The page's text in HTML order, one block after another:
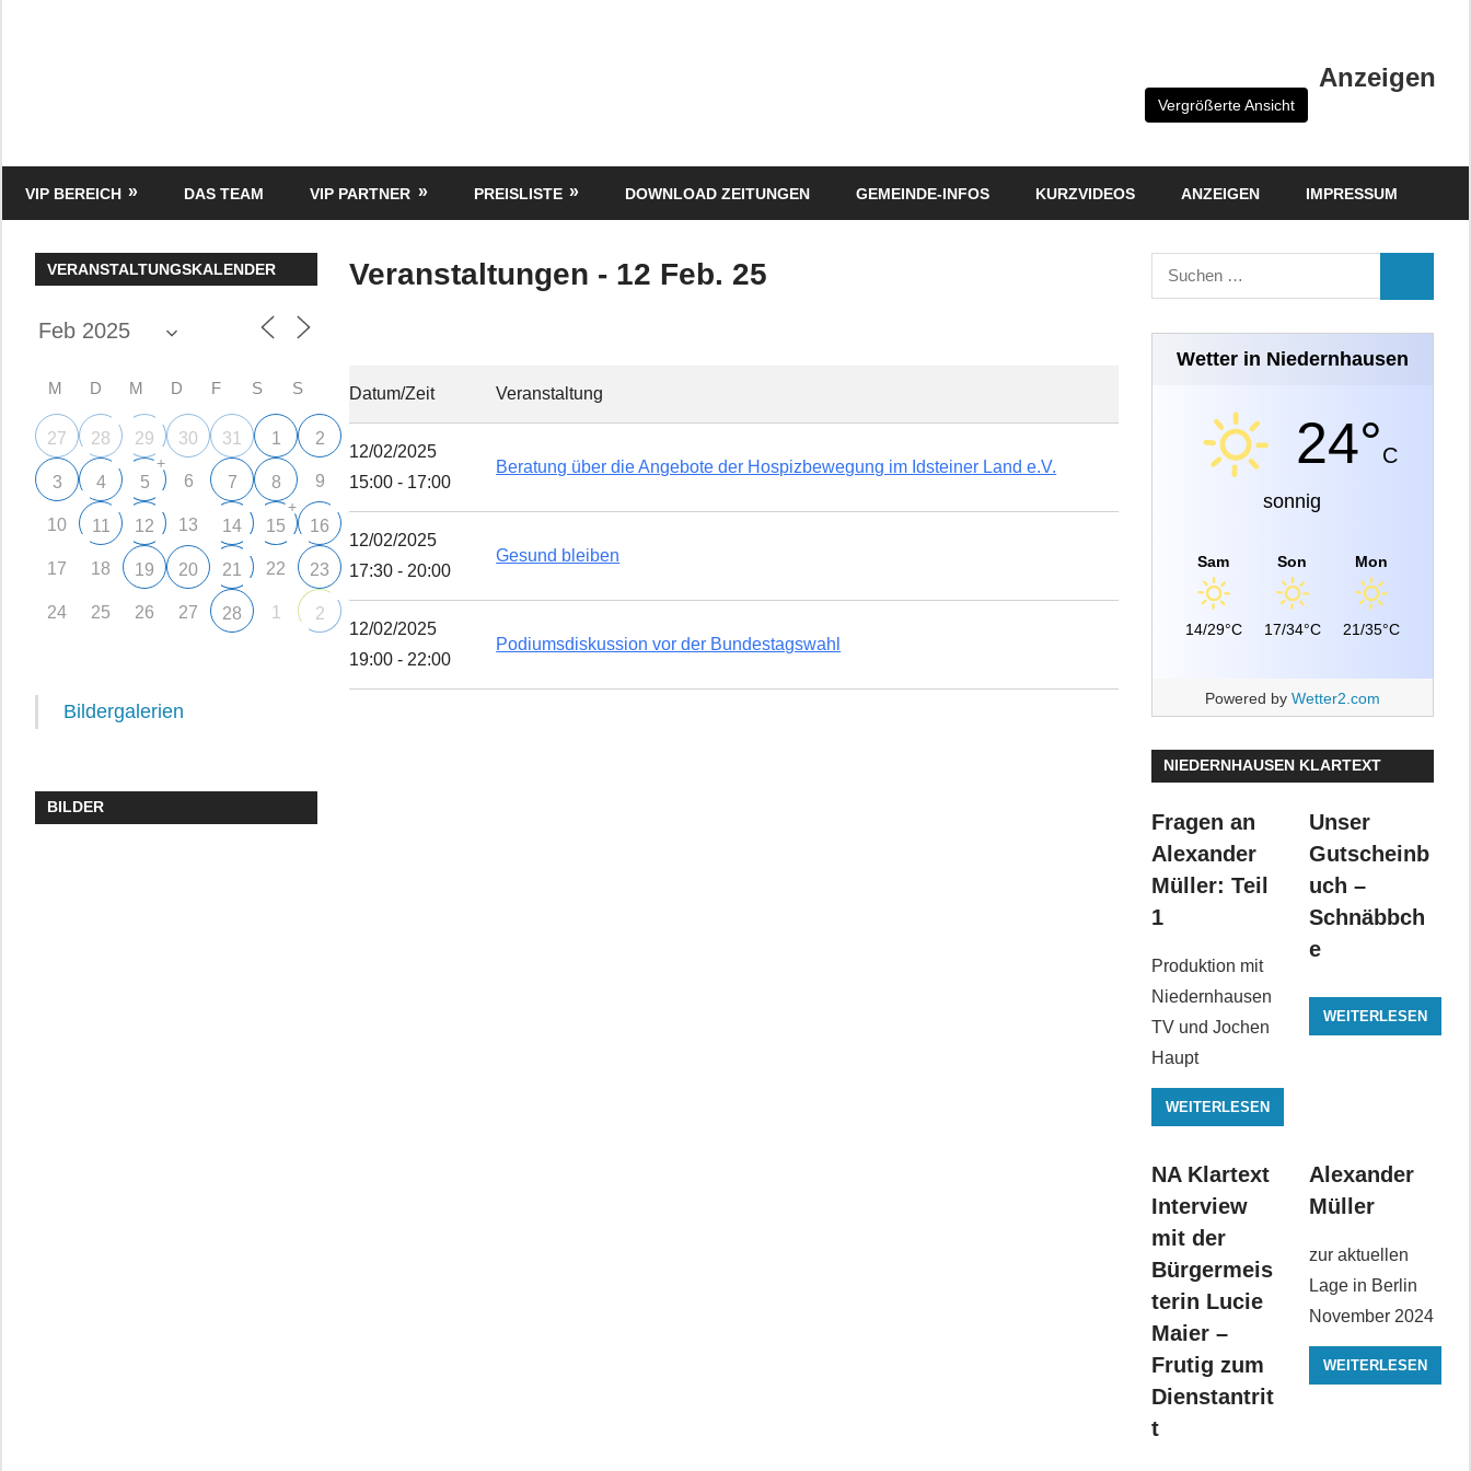
Media
Anzeigen
Vergrößerte Ansicht
VIP BEREICH DAS TEAM VIP PARTNER PREISLISTE DOWNLOAD ZEITUNGEN GEMEINDE-INFOS KURZVIDEOS ANZEIGEN IMPRESSUM
Veranstaltungen - 12 Feb. 25
Datum/Zeit Veranstaltung
12/02/2025
15:00 - 17:00
Beratung über die Angebote der Hospizbewegung im Idsteiner Land e.V.
12/02/2025
17:30 - 20:00
Gesund bleiben
12/02/2025
19:00 - 22:00
Podiumsdiskussion vor der Bundestagswahl
VERANSTALTUNGSKALENDER
M D M D F S S
27 28 29 30 31 1 2
3 4 5
+
6 7 8 9
10 11 12 13 14 15
+
16
17 18 19 20 21 22 23
24 25 26 27 28 1 2
Bildergalerien
BILDER
Suchen
nach:
Wetter in Niedernhausen
24°C
sonnig
Sam
14/29°C
Son
17/34°C
Mon
21/35°C
Powered by Wetter2.com
NIEDERNHAUSEN KLARTEXT
Fragen an
Alexander
Müller: Teil
1
Produktion mit
Niedernhausen
TV und Jochen
Haupt
WEITERLESEN
Unser
Gutscheinb
uch –
Schnäbbch
e
WEITERLESEN
NA Klartext
Interview
mit der
Bürgermeis
terin Lucie
Maier –
Frutig zum
Dienstantrit
t
Alexander
Müller
zur aktuellen
Lage in Berlin
November 2024
WEITERLESEN